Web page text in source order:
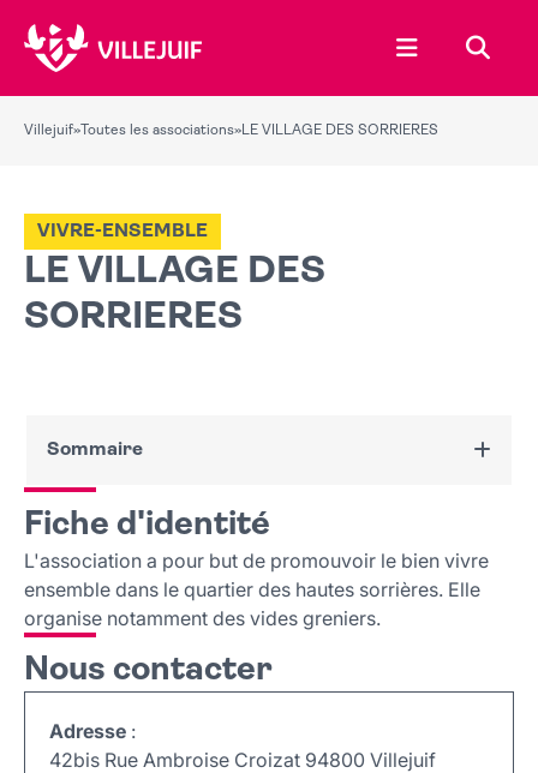
Ouvrir le
Villejuif» Toutes les associations»LE VILLAGE DES SORRIERES
LE VILLAGE DES
SORRIERES
VIVRE-ENSEMBLE
Sommaire
Fiche d'identité
Nous contacter
Fiche d'identité
L'association a pour but de promouvoir le bien vivre
ensemble dans le quartier des hautes sorrières. Elle
organise notamment des vides greniers.
Nous contacter
Adresse :
42bis Rue Ambroise Croizat 94800 Villejuif